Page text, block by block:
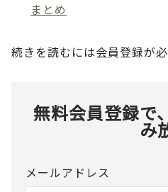
まとめ
続きを読むには会員登録が必
無料会員登録で
み
メールアドレス